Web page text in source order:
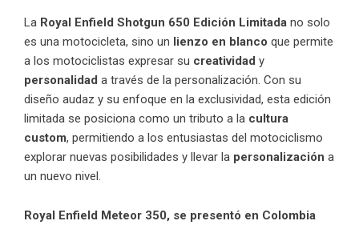
La Royal Enfield Shotgun 650 Edición Limitada no solo
es una motocicleta, sino un lienzo en blanco que permite
a los motociclistas expresar su creatividad y
personalidad a través de la personalización. Con su
diseño audaz y su enfoque en la exclusividad, esta edición
limitada se posiciona como un tributo a la cultura
custom, permitiendo a los entusiastas del motociclismo
explorar nuevas posibilidades y llevar la personalización a
un nuevo nivel.
Royal Enfield Meteor 350, se presentó en Colombia